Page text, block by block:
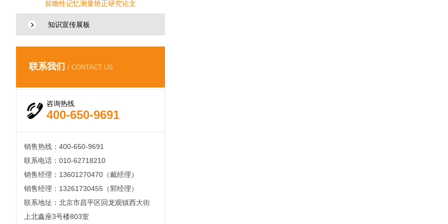
前瞻性记忆测量矫正研究论文
知识宣传展板
联系我们 / CONTACT US
咨询热线
400-650-9691
销售热线：400-650-9691
联系电话：010-62718210
销售经理： 13601270470（戴经理）
销售经理：13261730455（郭经理）
联系地址：北京市昌平区回龙观镇西大街
上北鑫座3号楼803室